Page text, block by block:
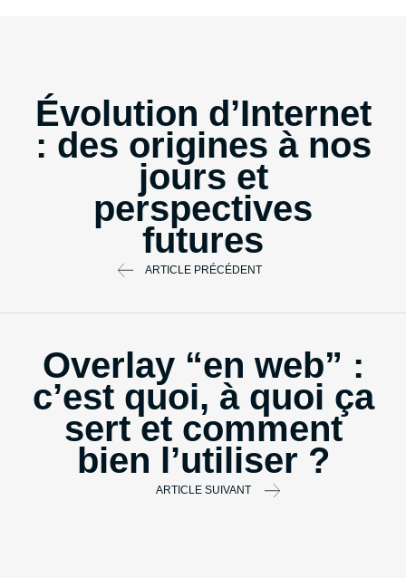
Évolution d’Internet
: des origines à nos
jours et
perspectives
futures
ARTICLE PRÉCÉDENT
Overlay “en web” :
c’est quoi, à quoi ça
sert et comment
bien l’utiliser ?
ARTICLE SUIVANT